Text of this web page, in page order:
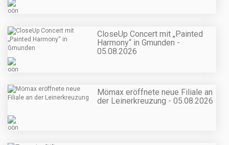
CloseUp Concert mit „Painted
Harmony“ in Gmunden -
05.08.2026
Mömax eröffnete neue Filiale an
der Leinerkreuzung - 05.08.2026